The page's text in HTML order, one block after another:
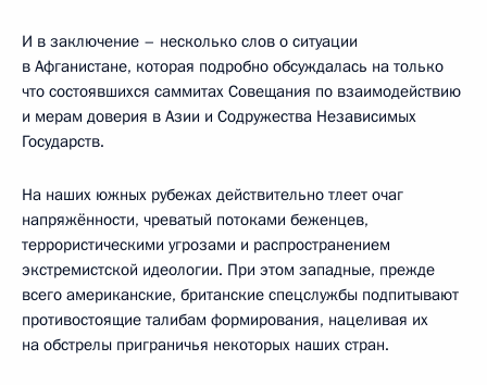
И в заключение – несколько слов о ситуации
в Афганистане, которая подробно обсуждалась на только
что состоявшихся саммитах Совещания по взаимодействию
и мерам доверия в Азии и Содружества Независимых
Государств.
На наших южных рубежах действительно тлеет очаг
напряжённости, чреватый потоками беженцев,
террористическими угрозами и распространением
экстремистской идеологии. При этом западные, прежде
всего американские, британские спецслужбы подпитывают
противостоящие талибам формирования, нацеливая их
на обстрелы приграничья некоторых наших стран.